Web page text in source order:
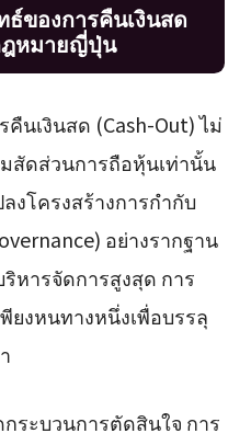
ของการคืนเงินสด
ฎหมายญี่ปุ่น
คืนเงินสด (Cash-Out) ไม่
สัดส่วนการถือหุ้นเท่านั้น
งโครงสร้างการกำกับ
อย่างรากฐาน
หารจัดการสูงสุด การ
ยงหนทางหนึ่งเพื่อบรรลุ
ระบวนการตัดสินใจ การ